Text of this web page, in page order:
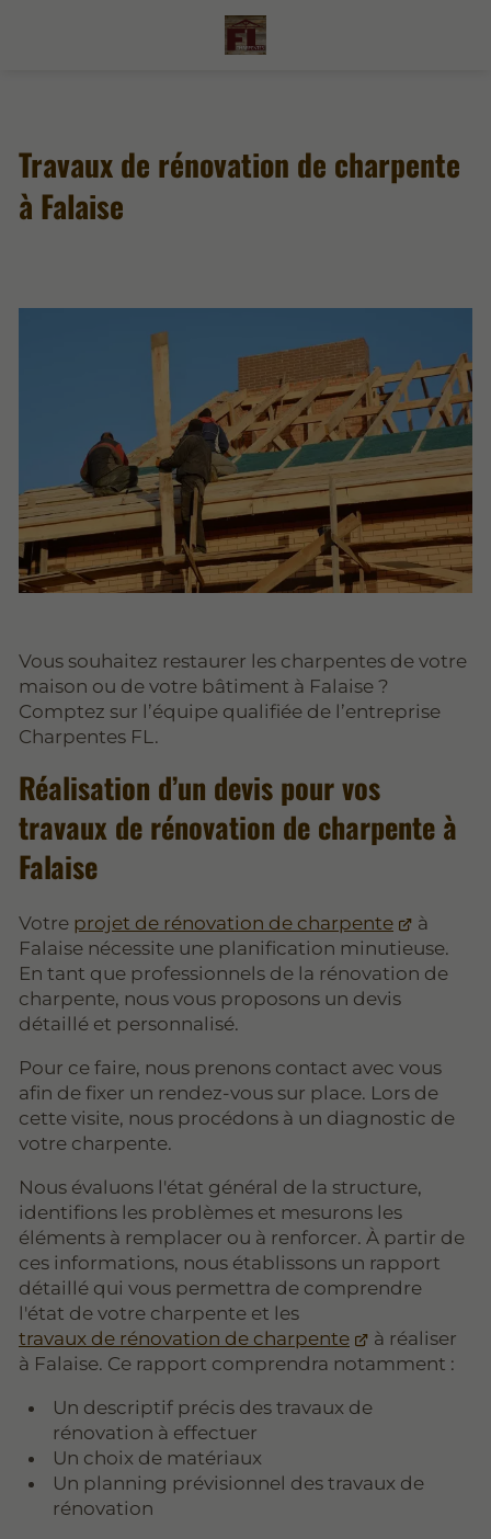
Travaux de rénovation de charpente
à Falaise
Vous souhaitez restaurer les charpentes de votre
maison ou de votre bâtiment à Falaise ?
Comptez sur l’équipe qualifiée de l’entreprise
Charpentes FL.
Réalisation d’un devis pour vos
travaux de rénovation de charpente à
Falaise
Votre projet de rénovation de charpente
à
Falaise nécessite une planification minutieuse.
En tant que professionnels de la rénovation de
charpente, nous vous proposons un devis
détaillé et personnalisé.
Pour ce faire, nous prenons contact avec vous
afin de fixer un rendez-vous sur place. Lors de
cette visite, nous procédons à un diagnostic de
votre charpente.
Nous évaluons l'état général de la structure,
identifions les problèmes et mesurons les
éléments à remplacer ou à renforcer. À partir de
ces informations, nous établissons un rapport
détaillé qui vous permettra de comprendre
l'état de votre charpente et les
travaux de rénovation de charpente
à réaliser
à Falaise. Ce rapport comprendra notamment :
Un descriptif précis des travaux de
rénovation à effectuer
Un choix de matériaux
Un planning prévisionnel des travaux de
rénovation